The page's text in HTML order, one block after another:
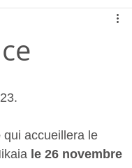
Concours 2026
qui accueillera le
le 26 novembre